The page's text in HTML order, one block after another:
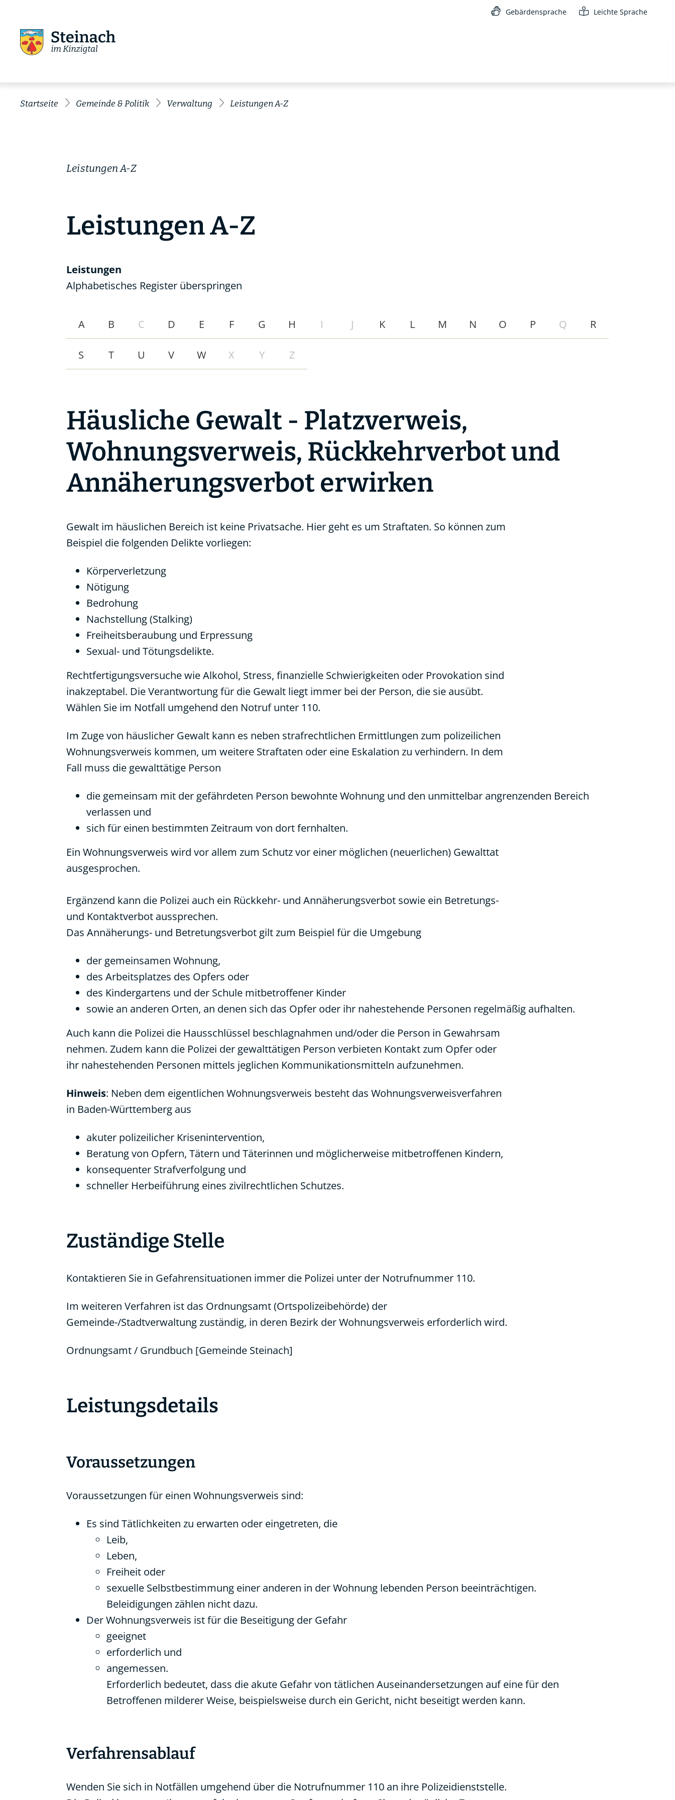
Gebärdensprache Leichte Sprache
Startseite Gemeinde & Politik Verwaltung Leistungen A-Z
Leistungen A-Z
Leistungen A-Z
Leistungen
Alphabetisches Register überspringen
A B C D E F G H I J K L M N O P Q R
S T U V W X Y Z
Häusliche Gewalt - Platzverweis,
Wohnungsverweis, Rückkehrverbot und
Annäherungsverbot erwirken
Gewalt im häuslichen Bereich ist keine Privatsache. Hier geht es um Straftaten. So können zum
Beispiel die folgenden Delikte vorliegen:
Körperverletzung
Nötigung
Bedrohung
Nachstellung (Stalking)
Freiheitsberaubung und Erpressung
Sexual- und Tötungsdelikte.
Rechtfertigungsversuche wie Alkohol, Stress, finanzielle Schwierigkeiten oder Provokation sind
inakzeptabel. Die Verantwortung für die Gewalt liegt immer bei der Person, die sie ausübt.
Wählen Sie im Notfall umgehend den Notruf unter 110.
Im Zuge von häuslicher Gewalt kann es neben strafrechtlichen Ermittlungen zum polizeilichen
Wohnungsverweis kommen, um weitere Straftaten oder eine Eskalation zu verhindern. In dem
Fall muss die gewalttätige Person
die gemeinsam mit der gefährdeten Person bewohnte Wohnung und den unmittelbar angrenzenden Bereich
verlassen und
sich für einen bestimmten Zeitraum von dort fernhalten.
Ein Wohnungsverweis wird vor allem zum Schutz vor einer möglichen (neuerlichen) Gewalttat
ausgesprochen.
Ergänzend kann die Polizei auch ein Rückkehr- und Annäherungsverbot sowie ein Betretungs-
und Kontaktverbot aussprechen.
Das Annäherungs- und Betretungsverbot gilt zum Beispiel für die Umgebung
der gemeinsamen Wohnung,
des Arbeitsplatzes des Opfers oder
des Kindergartens und der Schule mitbetroffener Kinder
sowie an anderen Orten, an denen sich das Opfer oder ihr nahestehende Personen regelmäßig aufhalten.
Auch kann die Polizei die Hausschlüssel beschlagnahmen und/oder die Person in Gewahrsam
nehmen. Zudem kann die Polizei der gewalttätigen Person verbieten Kontakt zum Opfer oder
ihr nahestehenden Personen mittels jeglichen Kommunikationsmitteln aufzunehmen.
Hinweis: Neben dem eigentlichen Wohnungsverweis besteht das Wohnungsverweisverfahren
in Baden-Württemberg aus
akuter polizeilicher Krisenintervention,
Beratung von Opfern, Tätern und Täterinnen und möglicherweise mitbetroffenen Kindern,
konsequenter Strafverfolgung und
schneller Herbeiführung eines zivilrechtlichen Schutzes.
Zuständige Stelle
Kontaktieren Sie in Gefahrensituationen immer die Polizei unter der Notrufnummer 110.
Im weiteren Verfahren ist das Ordnungsamt (Ortspolizeibehörde) der
Gemeinde-/Stadtverwaltung zuständig, in deren Bezirk der Wohnungsverweis erforderlich wird.
Ordnungsamt / Grundbuch [Gemeinde Steinach]
Leistungsdetails
Voraussetzungen
Voraussetzungen für einen Wohnungsverweis sind:
Es sind Tätlichkeiten zu erwarten oder eingetreten, die
Leib,
Leben,
Freiheit oder
sexuelle Selbstbestimmung einer anderen in der Wohnung lebenden Person beeinträchtigen.
Beleidigungen zählen nicht dazu.
Der Wohnungsverweis ist für die Beseitigung der Gefahr
geeignet
erforderlich und
angemessen.
Erforderlich bedeutet, dass die akute Gefahr von tätlichen Auseinandersetzungen auf eine für den
Betroffenen milderer Weise, beispielsweise durch ein Gericht, nicht beseitigt werden kann.
Verfahrensablauf
Wenden Sie sich in Notfällen umgehend über die Notrufnummer 110 an ihre Polizeidienststelle.